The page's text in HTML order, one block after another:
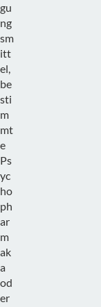
gu
ng
sm
itt
el,
be
sti
m
mt
e
Ps
yc
ho
ph
ar
m
ak
a
od
er